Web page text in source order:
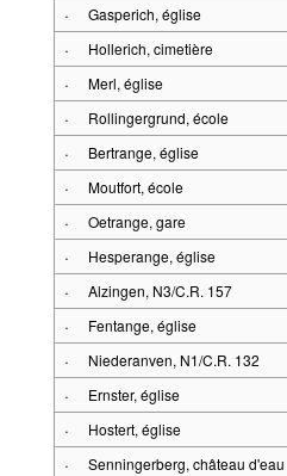
· Gasperich, église
· Hollerich, cimetière
· Merl, église
· Rollingergrund, école
· Bertrange, église
· Moutfort, école
· Oetrange, gare
· Hesperange, église
· Alzingen, N3/C.R. 157
· Fentange, église
· Niederanven, N1/C.R. 132
· Ernster, église
· Hostert, église
· Senningerberg, château d'eau